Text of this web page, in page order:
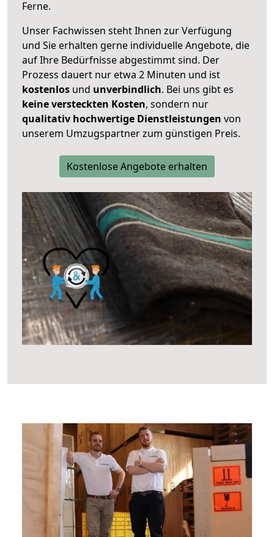
Ferne.
Unser Fachwissen steht Ihnen zur Verfügung
und Sie erhalten gerne individuelle Angebote, die
auf Ihre Bedürfnisse abgestimmt sind. Der
Prozess dauert nur etwa 2 Minuten und ist
kostenlos und unverbindlich. Bei uns gibt es
keine versteckten Kosten, sondern nur
qualitativ hochwertige Dienstleistungen von
unserem Umzugspartner zum günstigen Preis.
Kostenlose Angebote erhalten